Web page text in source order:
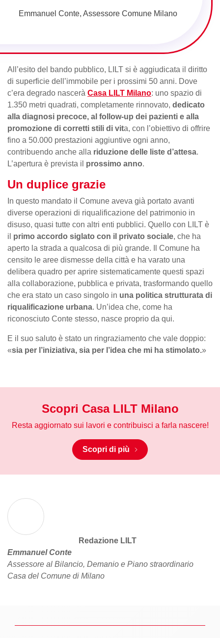
Emmanuel Conte, Assessore Comune Milano
All’esito del bando pubblico, LILT si è aggiudicata il diritto
di superficie dell’immobile per i prossimi 50 anni. Dove
c’era degrado nascerà Casa LILT Milano: uno spazio di
1.350 metri quadrati, completamente rinnovato, dedicato
alla diagnosi precoce, al follow-up dei pazienti e alla
promozione di corretti stili di vita, con l’obiettivo di offrire
fino a 50.000 prestazioni aggiuntive ogni anno,
contribuendo anche alla riduzione delle liste d’attesa.
L’apertura è prevista il prossimo anno.
Un duplice grazie
In questo mandato il Comune aveva già portato avanti
diverse operazioni di riqualificazione del patrimonio in
disuso, quasi tutte con altri enti pubblici. Quello con LILT è
il primo accordo siglato con il privato sociale, che ha
aperto la strada a qualcosa di più grande. Il Comune ha
censito le aree dismesse della città e ha varato una
delibera quadro per aprire sistematicamente questi spazi
alla collaborazione, pubblica e privata, trasformando quello
che era stato un caso singolo in una politica strutturata di
riqualificazione urbana. Un’idea che, come ha
riconosciuto Conte stesso, nasce proprio da qui.
E il suo saluto è stato un ringraziamento che vale doppio:
«sia per l’iniziativa, sia per l’idea che mi ha stimolato.»
Scopri Casa LILT Milano
Resta aggiornato sui lavori e contribuisci a farla nascere!
Scopri di più
Redazione LILT
Emmanuel Conte
Assessore al Bilancio, Demanio e Piano straordinario
Casa del Comune di Milano